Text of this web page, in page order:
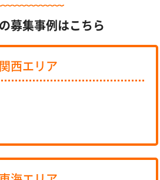
の募集事例はこちら
関西エリア